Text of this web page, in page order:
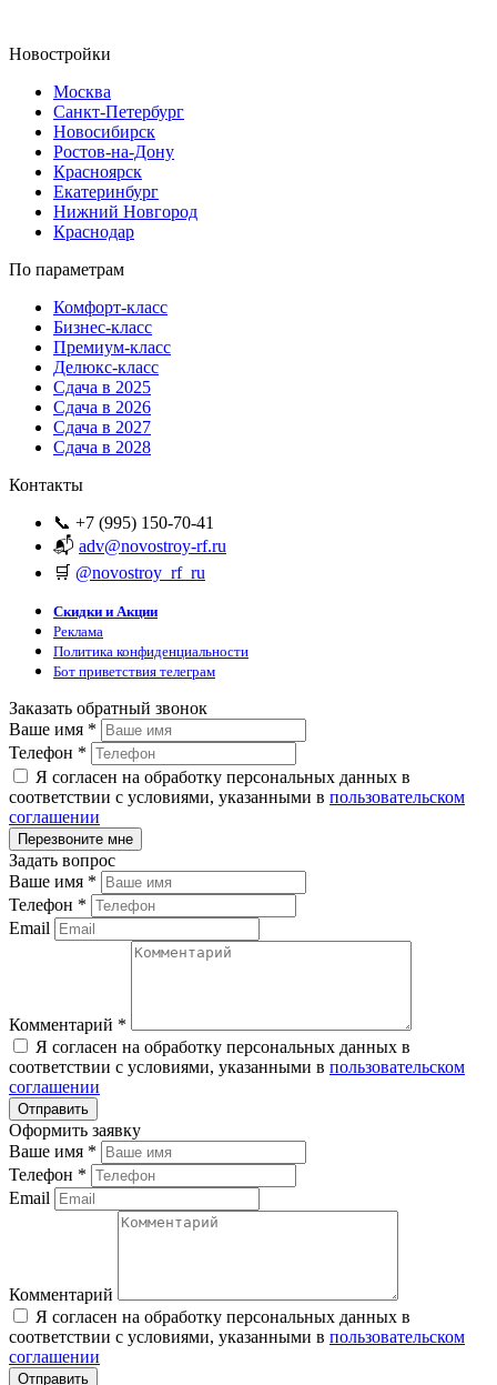
Новостройки
Москва
Санкт-Петербург
Новосибирск
Ростов-на-Дону
Красноярск
Екатеринбург
Нижний Новгород
Краснодар
По параметрам
Комфорт-класс
Бизнес-класс
Премиум-класс
Делюкс-класс
Сдача в 2025
Сдача в 2026
Сдача в 2027
Сдача в 2028
Контакты
📞 +7 (995) 150-70-41
📬 adv@novostroy-rf.ru
🛒 @novostroy_rf_ru
Скидки и Акции
Реклама
Политика конфиденциальности
Бот приветствия телеграм
Заказать обратный звонок
Ваше имя *
Телефон *
Я согласен на обработку персональных данных в
соответствии с условиями, указанными в пользовательском
соглашении
Задать вопрос
Ваше имя *
Телефон *
Email
Комментарий *
Я согласен на обработку персональных данных в
соответствии с условиями, указанными в пользовательском
соглашении
Оформить заявку
Ваше имя *
Телефон *
Email
Комментарий
Я согласен на обработку персональных данных в
соответствии с условиями, указанными в пользовательском
соглашении